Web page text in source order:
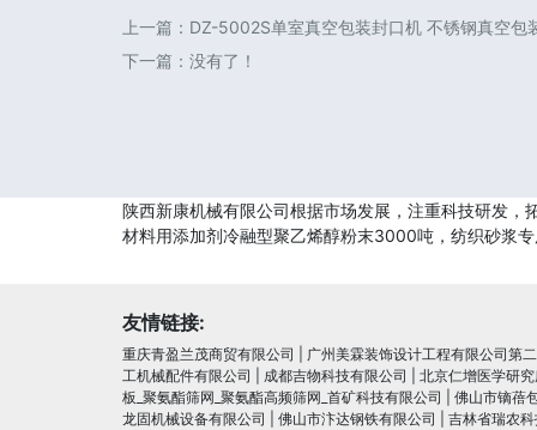
上一篇： DZ-5002S单室真空包装封口机 不锈钢真空包
下一篇：没有了！
陕西新康机械有限公司根据市场发展，注重科技研发
材料用添加剂冷融型聚乙烯醇粉末3000吨，纺织砂浆
友情链接:
重庆青盈兰茂商贸有限公司
广州美霖装饰设计工程有限公司第
工机械配件有限公司
成都吉物科技有限公司
北京仁增医学研
板_聚氨酯筛网_聚氨酯高频筛网_首矿科技有限公司
佛山市镝蓓
龙固机械设备有限公司
佛山市汴达钢铁有限公司
吉林省瑞农